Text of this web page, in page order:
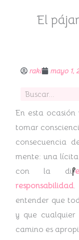
El
raki mayo 1,
Buscar
En esta
tomar
consecuencia
mente: una
con la dif
responsabilidad.
entender que
y que cualquier
camino es